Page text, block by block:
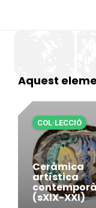
Aquest
Ceràmica
artística
(sXIX-XXI)
COL·LECCIÓ